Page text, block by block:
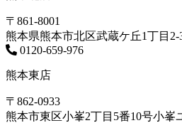
〒861-8001
熊本県熊本市北区武蔵ケ丘1丁目2-
0120-659-976
熊本東店
〒862-0933
熊本市東区小峯2丁目5番10号小峯